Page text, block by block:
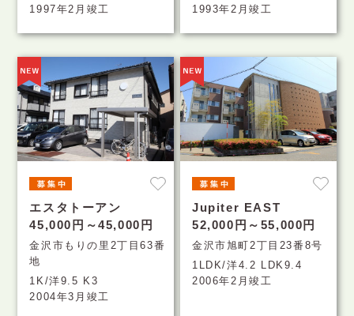
1997年2月竣工
1993年2月竣工
エスタトーアン
45,000円～45,000円
金沢市もりの里2丁目63番
地
1K/洋9.5 K3
2004年3月竣工
Jupiter EAST
52,000円～55,000円
金沢市旭町2丁目23番8号
1LDK/洋4.2 LDK9.4
2006年2月竣工